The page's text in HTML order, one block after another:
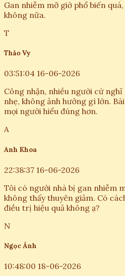
Gan nhiễm mỡ giờ phổ biến
không nữa.
T
Thảo Vy
03:51:04 16-06-2026
Công nhận, nhiều người cứ
nhẹ, không ảnh hưởng gì lớn.
mọi người hiểu đúng hơn.
A
Anh Khoa
22:38:37 16-06-2026
Tôi có người nhà bị gan nhiễm
không thấy thuyên giảm. Có
điều trị hiệu quả không ạ?
N
Ngọc Ánh
10:48:00 18-06-2026